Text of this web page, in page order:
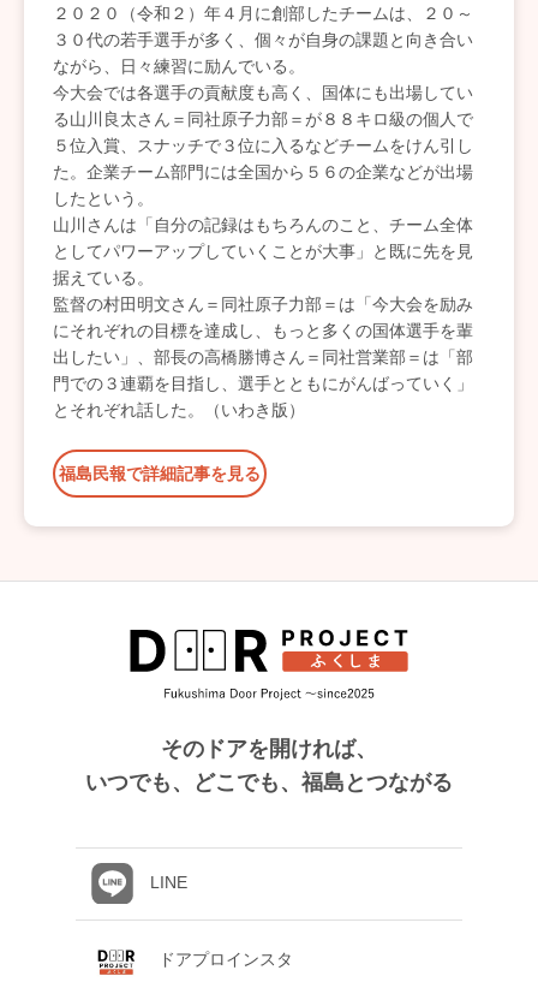
２０２０（令和２）年４月に創部したチームは、２０～
３０代の若手選手が多く、個々が自身の課題と向き合い
ながら、日々練習に励んでいる。
今大会では各選手の貢献度も高く、国体にも出場してい
る山川良太さん＝同社原子力部＝が８８キロ級の個人で
５位入賞、スナッチで３位に入るなどチームをけん引し
た。企業チーム部門には全国から５６の企業などが出場
したという。
山川さんは「自分の記録はもちろんのこと、チーム全体
としてパワーアップしていくことが大事」と既に先を見
据えている。
監督の村田明文さん＝同社原子力部＝は「今大会を励み
にそれぞれの目標を達成し、もっと多くの国体選手を輩
出したい」、部長の高橋勝博さん＝同社営業部＝は「部
門での３連覇を目指し、選手とともにがんばっていく」
とそれぞれ話した。（いわき版）
福島民報で詳細記事を見る
そのドアを開ければ、
いつでも、どこでも、福島とつながる
LINE
ドアプロインスタ